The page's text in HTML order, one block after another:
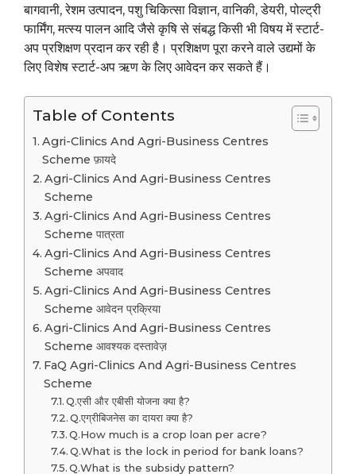
बागवानी, रेशम उत्पादन, पशु चिकित्सा विज्ञान, वानिकी, डेयरी, पोल्ट्री
फार्मिंग, मत्स्य पालन आदि जैसे कृषि से संबद्ध किसी भी विषय में स्टार्ट-
अप प्रशिक्षण प्रदान कर रही है। प्रशिक्षण पूरा करने वाले उद्यमों के
लिए विशेष स्टार्ट-अप ऋण के लिए आवेदन कर सकते हैं।
Table of Contents
Agri-Clinics And Agri-Business Centres
Scheme फ़ायदे
Agri-Clinics And Agri-Business Centres
Scheme
Agri-Clinics And Agri-Business Centres
Scheme पात्रता
Agri-Clinics And Agri-Business Centres
Scheme अपवाद
Agri-Clinics And Agri-Business Centres
Scheme आवेदन प्रक्रिया
Agri-Clinics And Agri-Business Centres
Scheme आवश्यक दस्तावेज़
FaQ Agri-Clinics And Agri-Business Centres
Scheme
Q.एसी और एबीसी योजना क्या है?
Q.एग्रीबिजनेस का दायरा क्या है?
Q.How much is a crop loan per acre?
Q.What is the lock in period for bank loans?
Q.What is the subsidy pattern?